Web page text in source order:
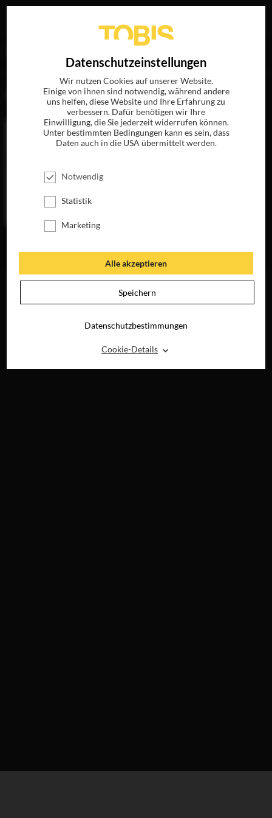
„Kate Churchill“
JETZT FÜR
Datenschutzeinstellungen
Wir nutzen Cookies auf unserer Website.
Einige von ihnen sind notwendig, während andere
uns helfen, diese Website und Ihre Erfahrung zu
verbessern. Dafür benötigen wir Ihre
Einwilligung, die Sie jederzeit widerrufen können.
Unter bestimmten Bedingungen kann es sein, dass
Daten auch in die USA übermittelt werden.
Notwendig
Statistik
Marketing
Alle akzeptieren
Speichern
Datenschutzbestimmungen
Cookie-Details ⌃